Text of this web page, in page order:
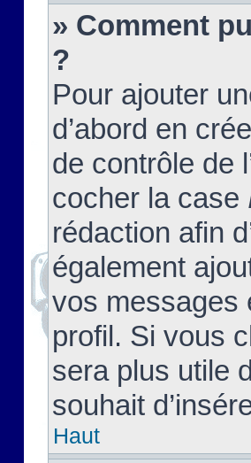
» Comment
?
Pour ajouter
d’abord en
de contrôle de
cocher la case
rédaction afin
également
vos messages
profil. Si vous
sera plus utile
souhait
Haut